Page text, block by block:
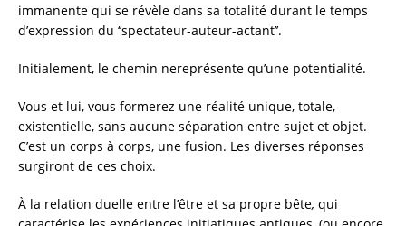
immanente qui se révèle dans sa totalité durant le temps
d’expression du ‘‘spectateur-auteur-actant’’.
Initialement, le chemin nereprésente qu’une potentialité.
Vous et lui, vous formerez une réalité unique, totale,
existentielle, sans aucune séparation entre sujet et objet.
C’est un corps à corps, une fusion. Les diverses réponses
surgiront de ces choix.
À la relation duelle entre l’être et sa propre bête, qui